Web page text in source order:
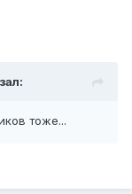
тоже...